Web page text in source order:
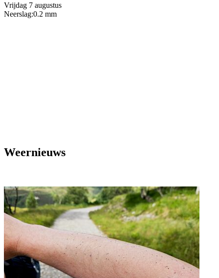
Vrijdag 7 augustus
Neerslag:0.2 mm
Weernieuws